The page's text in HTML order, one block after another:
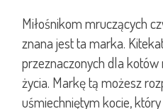
Miłośnikom mruczących
znana jest ta marka.
przeznaczonych dla kotów
życia. Markę tą możesz
uśmiechniętym kocie,